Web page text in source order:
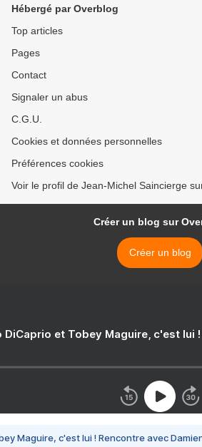
Hébergé par Overblog
Top articles
Pages
Contact
Signaler un abus
C.G.U.
Cookies et données personnelles
Préférences cookies
Voir le profil de Jean-Michel Saincierge
Créer un blog sur
Créer un blog
DiCaprio et Tobey Maguire, c'est lui
Maguire, c'est lui ! Rencontre avec